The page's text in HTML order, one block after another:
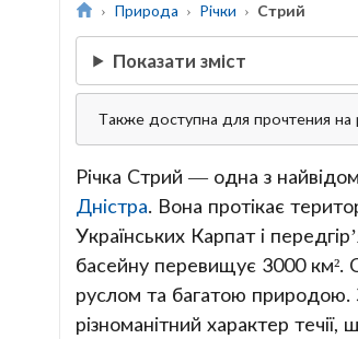
Природа Річки Стрий
Показати зміст
Также доступна для прочтения на
Річка Стрий — одна з
Дністра. Вона протікає
Українських Карпат і
басейну перевищує 3000
руслом та багатою природою.
різноманітний характер